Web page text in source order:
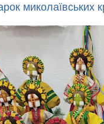
миколаївських